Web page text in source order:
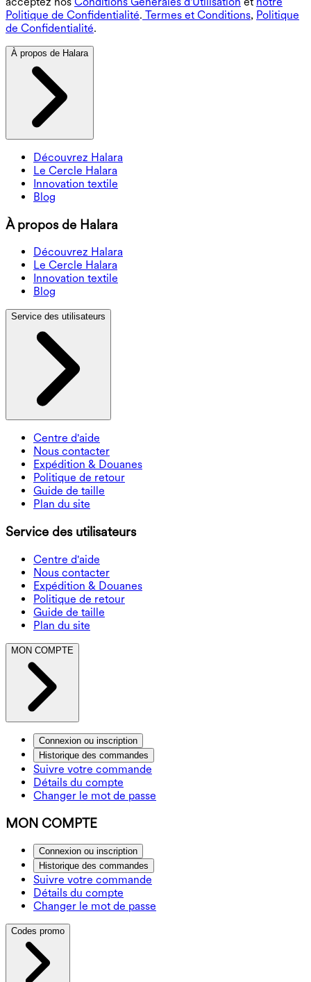
Politique de Confidentialité. Termes et Conditions, Politique
de Confidentialité.
À propos de Halara
Découvrez Halara
Le Cercle Halara
Innovation textile
Blog
À propos de Halara
Découvrez Halara
Le Cercle Halara
Innovation textile
Blog
Service des utilisateurs
Centre d'aide
Nous contacter
Expédition & Douanes
Politique de retour
Guide de taille
Plan du site
Service des utilisateurs
Centre d'aide
Nous contacter
Expédition & Douanes
Politique de retour
Guide de taille
Plan du site
MON COMPTE
Connexion ou inscription
Historique des commandes
Suivre votre commande
Détails du compte
Changer le mot de passe
MON COMPTE
Connexion ou inscription
Historique des commandes
Suivre votre commande
Détails du compte
Changer le mot de passe
Codes promo